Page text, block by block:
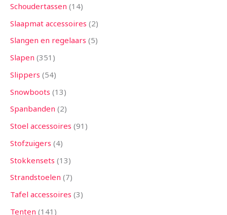
Schoudertassen 14
Slaapmat accessoires 2
Slangen en regelaars 5
Slapen 351
Slippers 54
Snowboots 13
Spanbanden 2
Stoel accessoires 91
Stofzuigers 4
Stokkensets 13
Strandstoelen 7
Tafel accessoires 3
Tenten 141